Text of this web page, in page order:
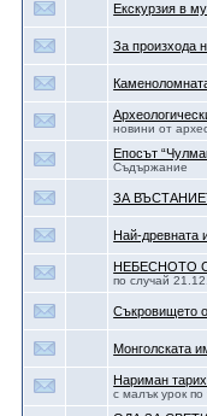
Екскурзия в
За произхода
новини от
Епосът
Съдържание
ЗА
Най-древната
НЕБЕСНОТО
по случай
Съкровището
Монголската
Нариман
с малък урок по